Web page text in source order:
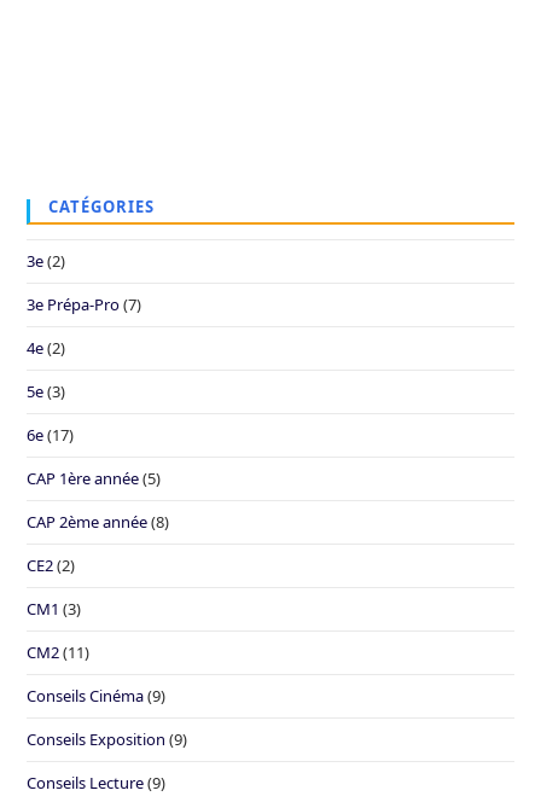
CATÉGORIES
3e(2)
3e Prépa-Pro(7)
4e(2)
5e(3)
6e(17)
CAP 1ère année(5)
CAP 2ème année(8)
CE2(2)
CM1 (3)
CM2(11)
Conseils Cinéma(9)
Conseils Exposition (9)
Conseils Lecture(9)